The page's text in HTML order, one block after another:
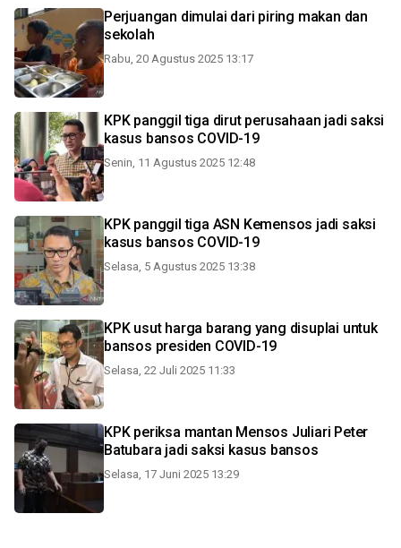
Perjuangan dimulai dari piring makan dan
sekolah
Rabu, 20 Agustus 2025 13:17
KPK panggil tiga dirut perusahaan jadi saksi
kasus bansos COVID-19
Senin, 11 Agustus 2025 12:48
KPK panggil tiga ASN Kemensos jadi saksi
kasus bansos COVID-19
Selasa, 5 Agustus 2025 13:38
KPK usut harga barang yang disuplai untuk
bansos presiden COVID-19
Selasa, 22 Juli 2025 11:33
KPK periksa mantan Mensos Juliari Peter
Batubara jadi saksi kasus bansos
Selasa, 17 Juni 2025 13:29